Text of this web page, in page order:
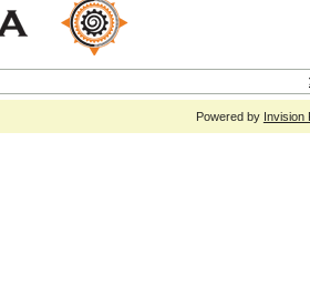
Powered by Invision